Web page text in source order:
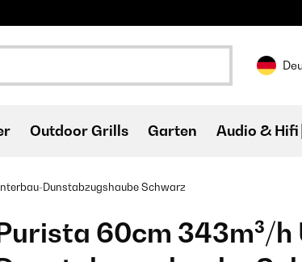
Outdoor Grills Garten Audio & Hifi
Dunstabzugshaube Schwarz
60cm 343m³/